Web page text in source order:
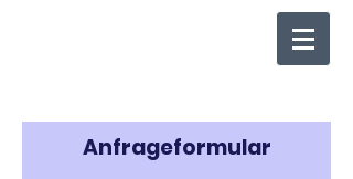
Anfrageformular